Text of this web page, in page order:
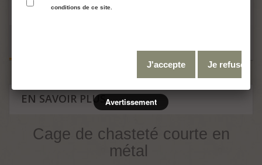
EN SAVOIR PLUS
Cage de chasteté courte en
métal
conditions de ce site.
J'accepte Je refuse
Avertissement